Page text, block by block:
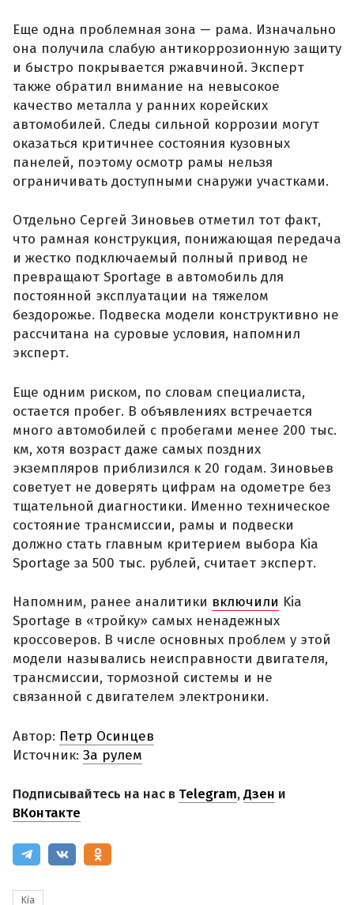
Еще одна проблемная зона — рама. Изначально
она получила слабую антикоррозионную защиту
и быстро покрывается ржавчиной. Эксперт
также обратил внимание на невысокое
качество металла у ранних корейских
автомобилей. Следы сильной коррозии могут
оказаться критичнее состояния кузовных
панелей, поэтому осмотр рамы нельзя
ограничивать доступными снаружи участками.
Отдельно Сергей Зиновьев отметил тот факт,
что рамная конструкция, понижающая передача
и жестко подключаемый полный привод не
превращают Sportage в автомобиль для
постоянной эксплуатации на тяжелом
бездорожье. Подвеска модели конструктивно не
рассчитана на суровые условия, напомнил
эксперт.
Еще одним риском, по словам специалиста,
остается пробег. В объявлениях встречается
много автомобилей с пробегами менее 200 тыс.
км, хотя возраст даже самых поздних
экземпляров приблизился к 20 годам. Зиновьев
советует не доверять цифрам на одометре без
тщательной диагностики. Именно техническое
состояние трансмиссии, рамы и подвески
должно стать главным критерием выбора Kia
Sportage за 500 тыс. рублей, считает эксперт.
Напомним, ранее аналитики включили Kia
Sportage в «тройку» самых ненадежных
кроссоверов. В числе основных проблем у этой
модели назывались неисправности двигателя,
трансмиссии, тормозной системы и не
связанной с двигателем электроники.
Автор: Петр Осинцев
Источник: За рулем
Подписывайтесь на нас в Telegram,Дзен и
ВКонтакте
Kia